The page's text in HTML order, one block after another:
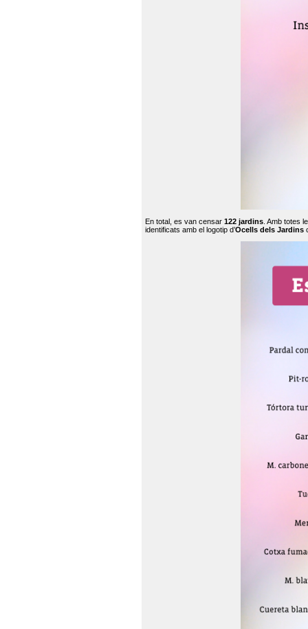
En total, es van censar 122 jardins . Amb totes
identificats amb el logotip d’Ocells dels Jardins